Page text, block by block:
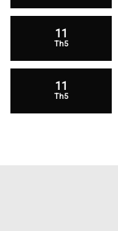
11
Th5
11
Th5